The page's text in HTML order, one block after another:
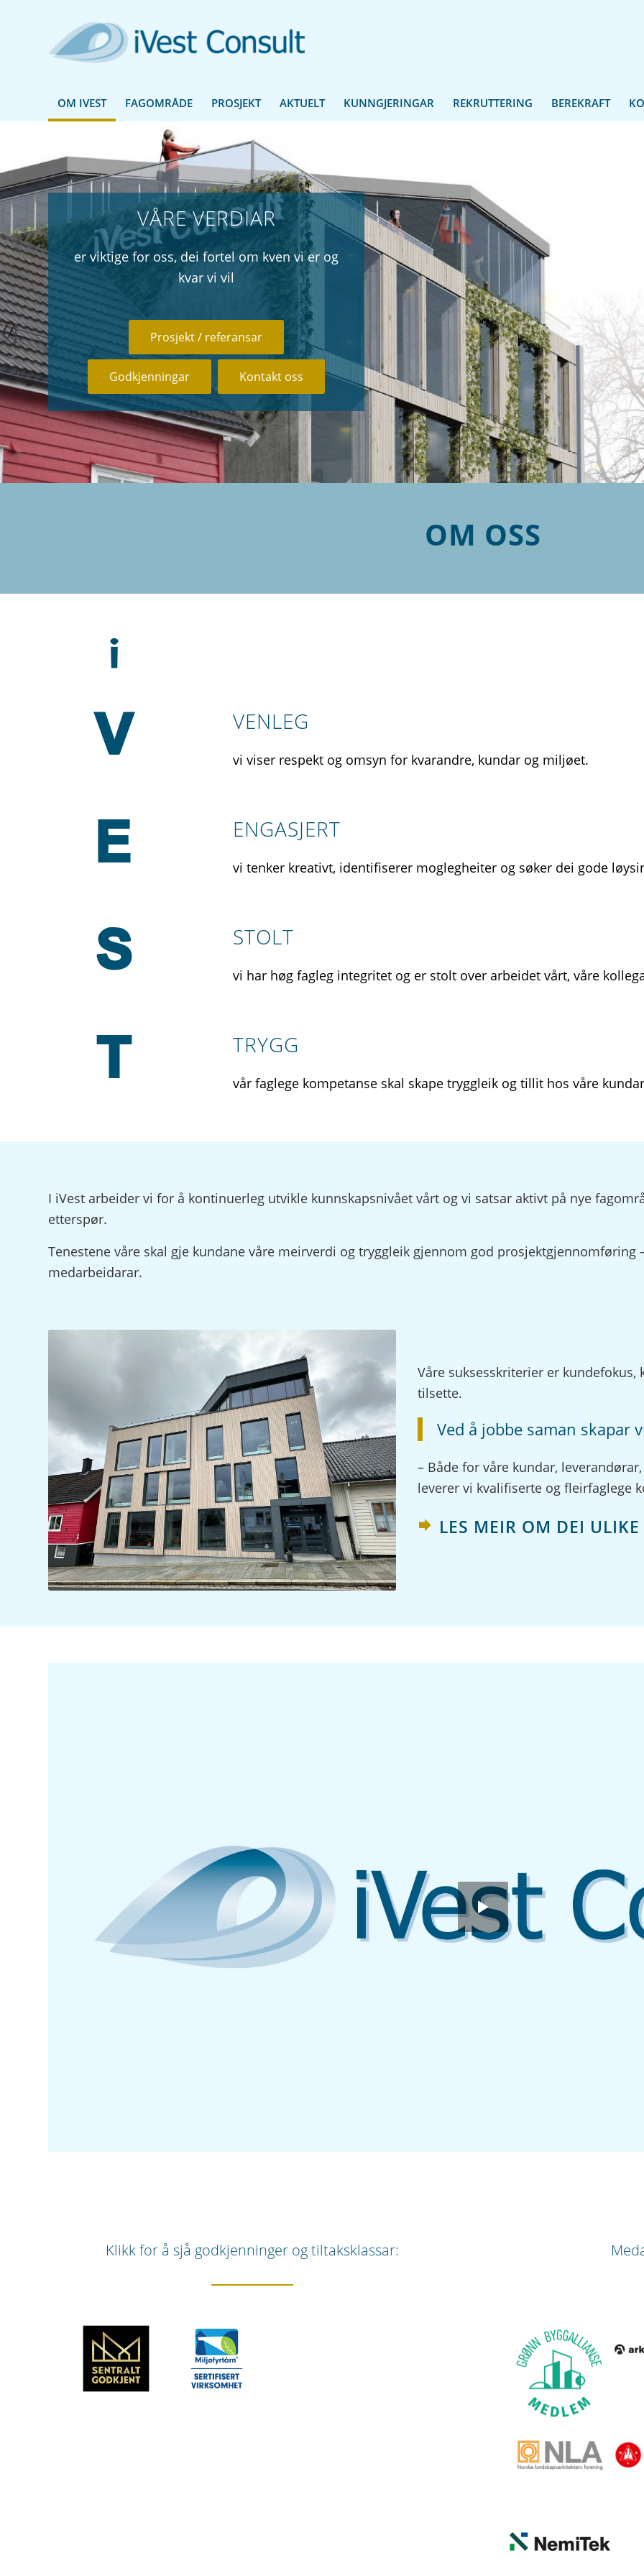
OM IVEST FAGOMRÅDE PROSJEKT AKTUELT KUNNGJERINGAR REKRUTTERING BEREKRAFT
VÅRE VERDIAR
er viktige for oss, dei fortel om kven vi er og
kvar vi vil
Prosjekt / referansar
Godkjenningar Kontakt oss
OM OSS
VENLEG
vi viser respekt og omsyn for kvarandre, kundar og miljøet.
ENGASJERT
vi tenker kreativt, identifiserer moglegheiter og søker dei gode
STOLT
vi har høg fagleg integritet og er stolt over arbeidet vårt, våre
TRYGG
vår faglege kompetanse skal skape tryggleik og tillit hos våre
I iVest arbeider vi for å kontinuerleg utvikle kunnskapsnivået vårt og vi satsar aktivt på nye
etterspør.
Tenestene våre skal gje kundane våre meirverdi og tryggleik gjennom god prosjektgjennomføring
medarbeidarar.
Våre suksesskriterier er
tilsette.
Ved å jobbe saman skapar
– Både for våre kundar,
leverer vi kvalifiserte og fleirfaglege
LES MEIR OM DEI
Klikk for å sjå godkjenninger og tiltaksklassar: